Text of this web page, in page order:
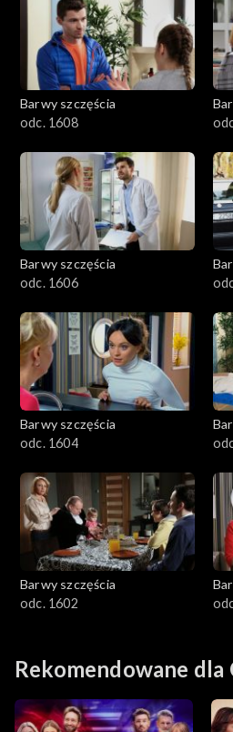
Barwy szczęścia
odc. 1608
Barwy szczęścia
odc. 1606
Barwy szczęścia
odc. 1604
Barwy szczęścia
odc. 1602
Rekomendowane dla